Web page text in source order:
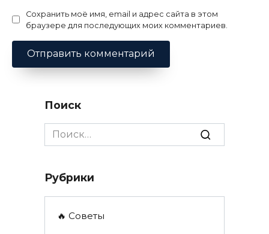
Сохранить моё имя, email и адрес сайта в этом
браузере для последующих моих комментариев.
Поиск
Search
for:
Рубрики
🔥 Советы